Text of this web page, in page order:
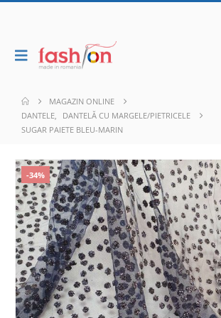
MAGAZIN ONLINE
DANTELE,
DANTELĂ CU MARGELE/PIETRICELE
SUGAR PAIETE BLEU-MARIN
-34%